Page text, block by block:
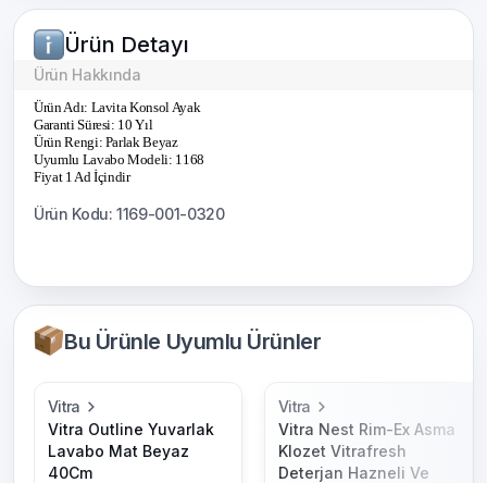
Bu Ürünle Uyumlu Ürünler
Vitra
Vitra Outline Yuvarlak
Lavabo Mat Beyaz
40Cm
Vitra
Vitra Nest Rim-Ex Asma
Klozet Vitrafresh
Deterjan Hazneli Ve
Ürün Detayı
Ürün Hakkında
Ürün Adı: Lavita Konsol Ayak
Garanti Süresi: 10 Yıl
Ürün Rengi: Parlak Beyaz
Uyumlu Lavabo Modeli: 1168
Fiyat 1 Ad İçindir
Ürün Kodu: 1169-001-0320